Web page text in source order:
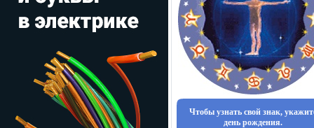
Чтобы узнать свой знак,
день рождения.